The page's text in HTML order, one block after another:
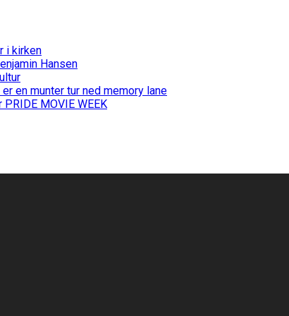
i kirken
Hansen
en munter tur ned memory lane
MOVIE WEEK